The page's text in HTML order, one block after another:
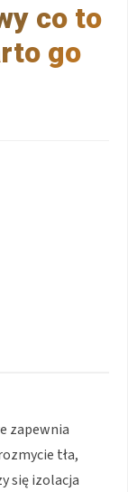
co to
go
zapewnia
tła,
się izolacja